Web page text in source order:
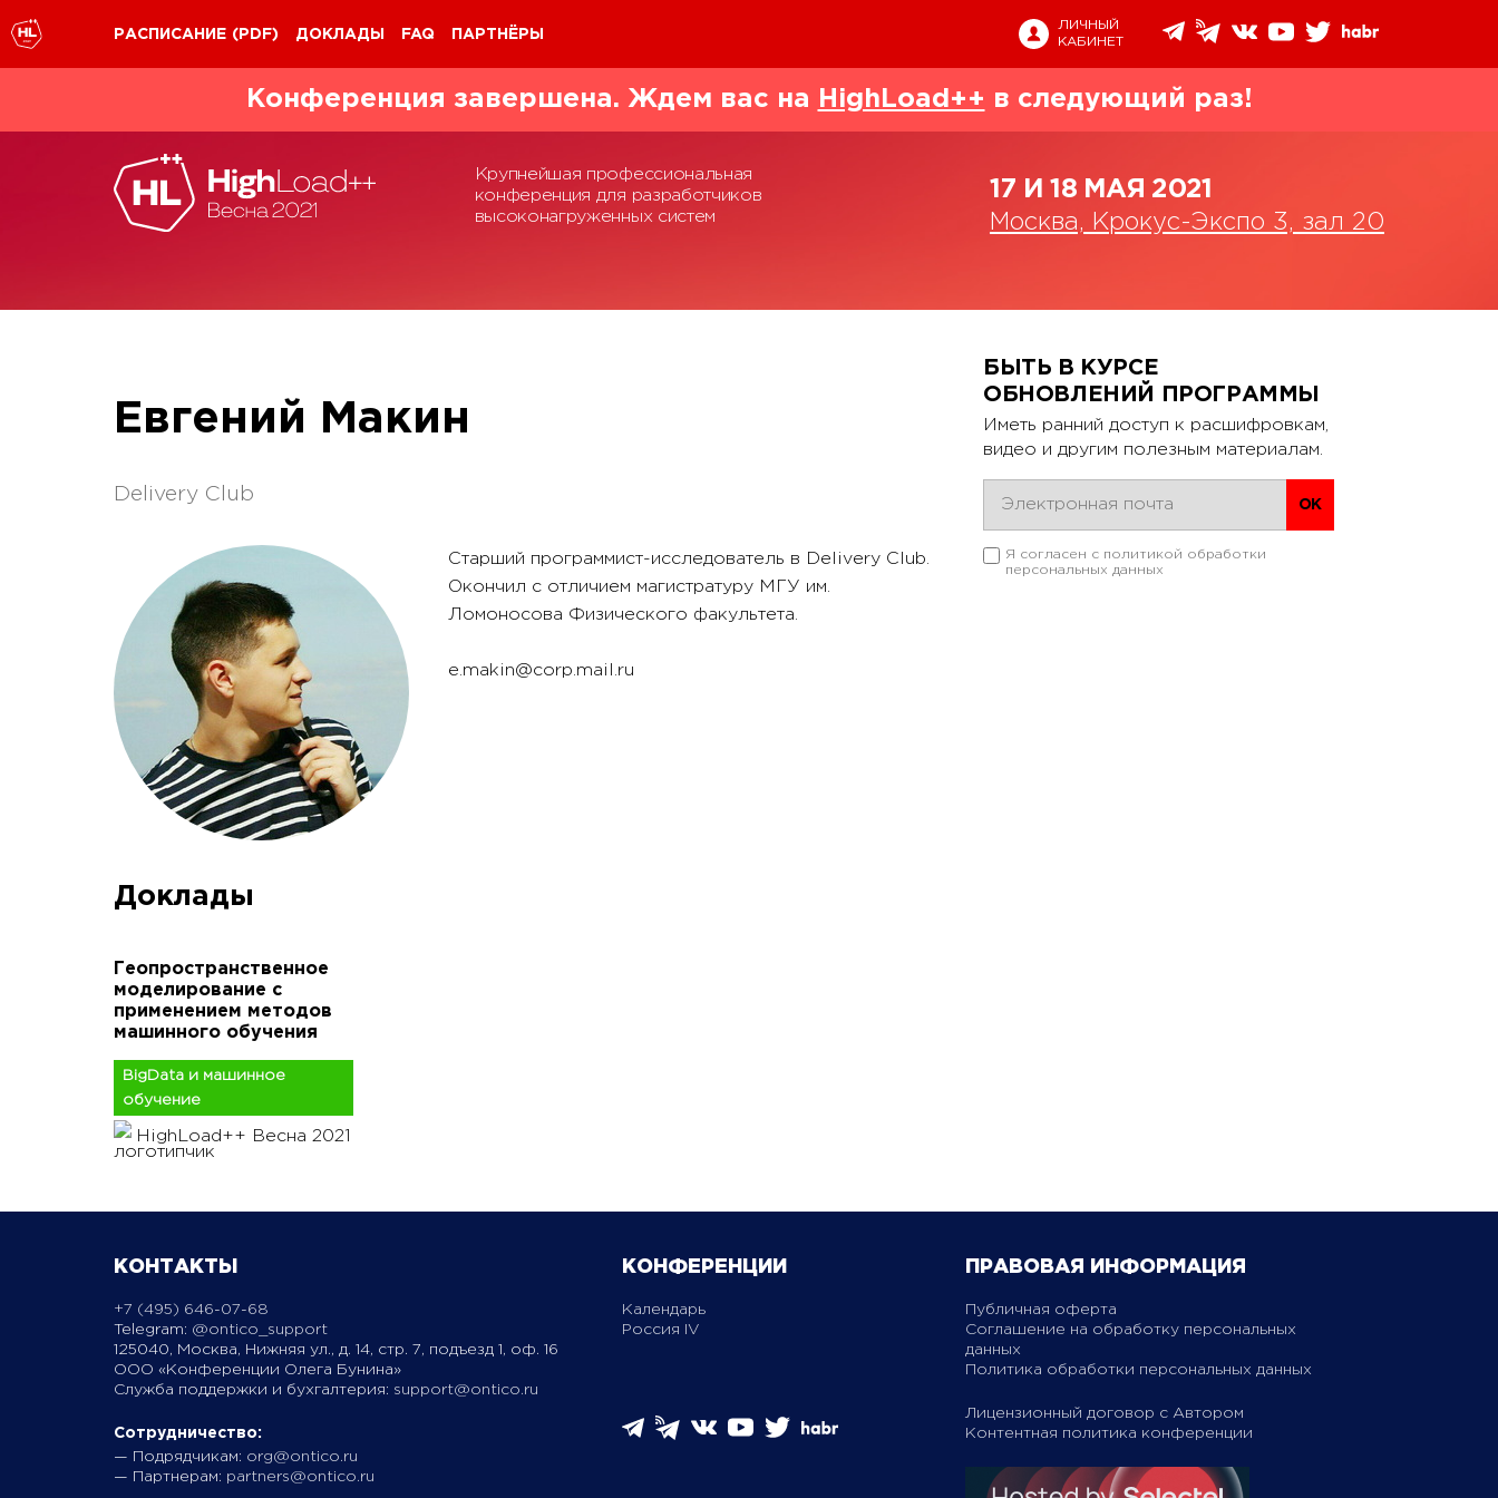
РАСПИСАНИЕ (PDF) ДОКЛАДЫ FAQ ПАРТНЁРЫ
ЛИЧНЫЙ
КАБИНЕТ
Конференция завершена. Ждем вас на HighLoad++ в следующий раз!
Крупнейшая профессиональная
конференция для разработчиков
высоконагруженных систем
17 И 18 МАЯ 2021
Москва, Крокус-Экспо 3, зал 20
Евгений Макин
Delivery Club
Старший программист-исследователь в Delivery Club.
Окончил с отличием магистратуру МГУ им.
Ломоносова Физического факультета.
e.makin@corp.mail.ru
Доклады
Геопространственное
моделирование с
применением методов
машинного обучения
BigData и машинное
обучение
HighLoad++ Весна 2021
БЫТЬ В КУРСЕ
ОБНОВЛЕНИЙ ПРОГРАММЫ
Иметь ранний доступ к расшифровкам,
видео и другим полезным материалам.
Я согласен с политикой обработки
персональных данных
КОНТАКТЫ
+7 (495) 646-07-68
Telegram: @ontico_support
125040, Москва, Нижняя ул., д. 14, стр. 7, подъезд 1, оф. 16
ООО «Конференции Олега Бунина»
Служба поддержки и бухгалтерия: support@ontico.ru
Сотрудничество:
— Подрядчикам: org@ontico.ru
— Партнерам: partners@ontico.ru
КОНФЕРЕНЦИИ
Календарь
Россия IV
ПРАВОВАЯ ИНФОРМАЦИЯ
Публичная оферта
Соглашение на обработку персональных
данных
Политика обработки персональных данных
Лицензионный договор с Автором
Контентная политика конференции